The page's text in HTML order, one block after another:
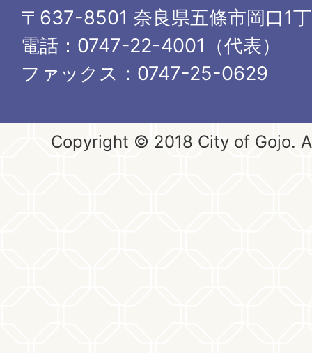
〒637-8501 奈良県五條市岡口1
電話：0747-22-4001（代表）
ファックス：0747-25-0629
Copyright © 2018 City of Gojo.